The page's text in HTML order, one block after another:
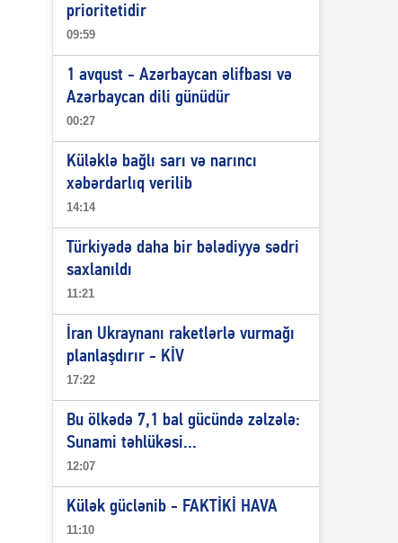
prioritetidir
09:59
1 avqust - Azərbaycan əlifbası və
Azərbaycan dili günüdür
00:27
Küləklə bağlı sarı və narıncı
xəbərdarlıq verilib
14:14
Türkiyədə daha bir bələdiyyə sədri
saxlanıldı
11:21
İran Ukraynanı raketlərlə vurmağı
planlaşdırır - KİV
17:22
Bu ölkədə 7,1 bal gücündə zəlzələ:
Sunami təhlükəsi...
12:07
Külək güclənib - FAKTİKİ HAVA
11:10